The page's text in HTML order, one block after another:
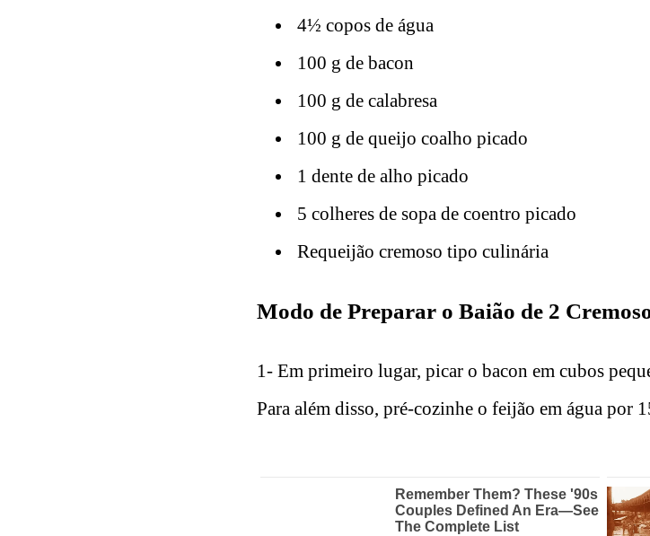
4½ copos de água
100 g de bacon
100 g de calabresa
100 g de queijo coalho picado
1 dente de alho picado
5 colheres de sopa de coentro picado
Requeijão cremoso tipo culinária
Modo de Preparar o Baião de 2
1- Em primeiro lugar, picar o bacon em cubos
Para além disso, pré-cozinhe o feijão em água por